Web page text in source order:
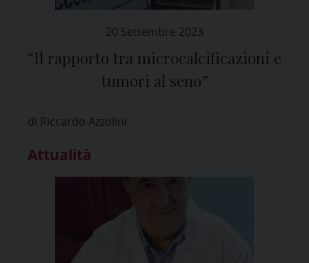
20 Settembre 2023
“Il rapporto tra microcalcificazioni e
tumori al seno”
di Riccardo Azzolini
Attualità